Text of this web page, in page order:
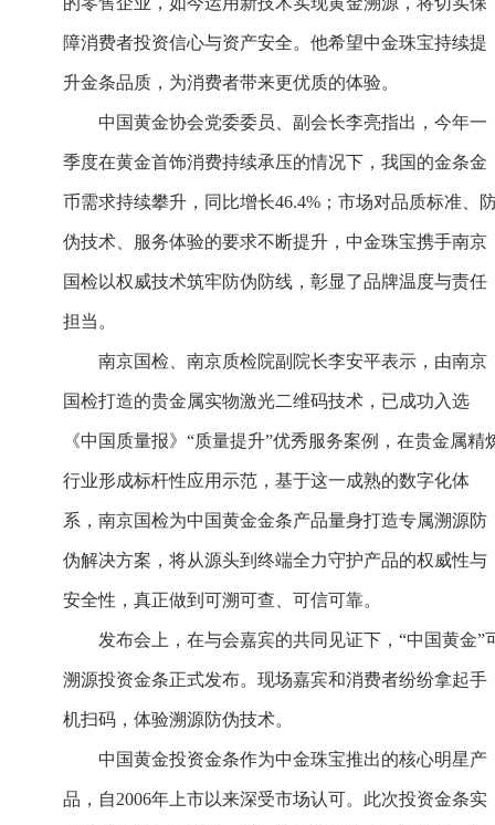
障消费者投资信心与资产安全。他希望中金珠宝持续提
升金条品质，为消费者带来更优质的体验。
中国黄金协会党委委员、副会长李亮指出，今年一
季度在黄金首饰消费持续承压的情况下，我国的金条金
币需求持续攀升，同比增长46.4%；市场对品质标准、
伪技术、服务体验的要求不断提升，中金珠宝携手南京
国检以权威技术筑牢防伪防线，彰显了品牌温度与责任
担当。
南京国检、南京质检院副院长李安平表示，由南京
国检打造的贵金属实物激光二维码技术，已成功入选
《中国质量报》“质量提升”优秀服务案例，在贵金属精
行业形成标杆性应用示范，基于这一成熟的数字化体
系，南京国检为中国黄金金条产品量身打造专属溯源防
伪解决方案，将从源头到终端全力守护产品的权威性与
安全性，真正做到可溯可查、可信可靠。
发布会上，在与会嘉宾的共同见证下，“中国黄金”
溯源投资金条正式发布。现场嘉宾和消费者纷纷拿起手
机扫码，体验溯源防伪技术。
中国黄金投资金条作为中金珠宝推出的核心明星产
品，自2006年上市以来深受市场认可。此次投资金条实